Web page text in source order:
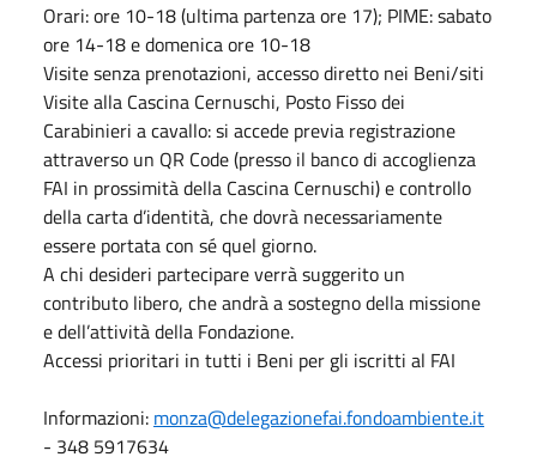
Orari: ore 10-18 (ultima partenza ore 17); PIME: sabato
ore 14-18 e domenica ore 10-18
Visite senza prenotazioni, accesso diretto nei Beni/siti
Visite alla Cascina Cernuschi, Posto Fisso dei
Carabinieri a cavallo: si accede previa registrazione
attraverso un QR Code (presso il banco di accoglienza
FAI in prossimità della Cascina Cernuschi) e controllo
della carta d’identità, che dovrà necessariamente
essere portata con sé quel giorno.
A chi desideri partecipare verrà suggerito un
contributo libero, che andrà a sostegno della missione
e dell’attività della Fondazione.
Accessi prioritari in tutti i Beni per gli iscritti al FAI
Informazioni: monza@delegazionefai.fondoambiente.it
- 348 5917634